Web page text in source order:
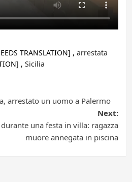
TRANSLATION] , arrestata
, Sicilia
arrestato un uomo a Palermo
Next:
una festa in villa: ragazza
muore annegata in piscina